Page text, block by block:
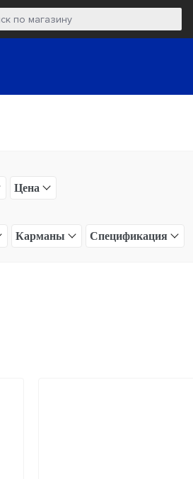
Цена
Карманы Спецификация